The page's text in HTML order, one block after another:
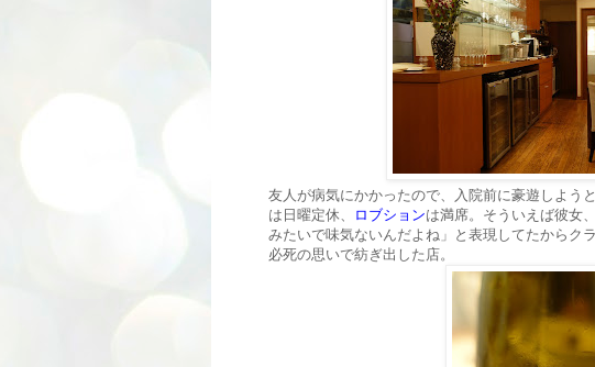
友人が病気にかかったので、入院前に豪遊しよう
は日曜定休、
ロブションは満席。そういえば彼女
みたいで味気ないんだよね」と表現してたからク
必死の思いで紡ぎ出した店。